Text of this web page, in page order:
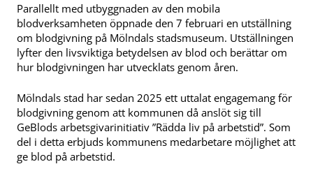
Parallellt med utbyggnaden av den mobila
blodverksamheten öppnade den 7 februari en utställning
om blodgivning på Mölndals stadsmuseum. Utställningen
lyfter den livsviktiga betydelsen av blod och berättar om
hur blodgivningen har utvecklats genom åren.
Mölndals stad har sedan 2025 ett uttalat engagemang för
blodgivning genom att kommunen då anslöt sig till
GeBlods arbetsgivarinitiativ ”Rädda liv på arbetstid”. Som
del i detta erbjuds kommunens medarbetare möjlighet att
ge blod på arbetstid.